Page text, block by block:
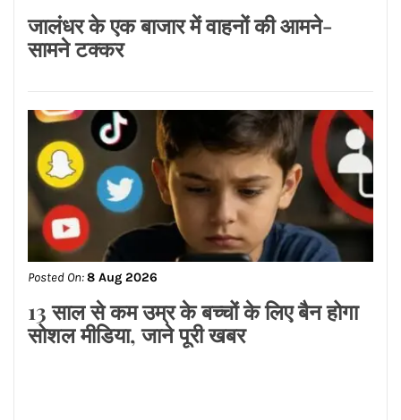
जालंधर के एक बाजार में वाहनों की आमने-
सामने टक्कर
Posted On:8 Aug 2026
13 साल से कम उम्र के बच्चों के लिए बैन होगा
सोशल मीडिया, जाने पूरी खबर